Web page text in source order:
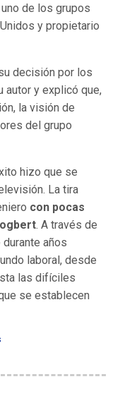
uno de los grupos
y propietario
decisión por los
autor y explicó que,
la visión de
del grupo
hizo que se
La tira
con pocas
. A través de
años
laboral, desde
las difíciles
se establecen